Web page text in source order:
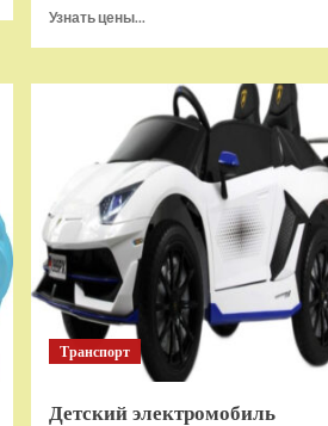
Узнать цены...
Тянущаяся
игрушка
Гуджитсу
Блейзагот
Рэдбек
Паук
Водная
Атака
Транспорт
Детский электромобиль